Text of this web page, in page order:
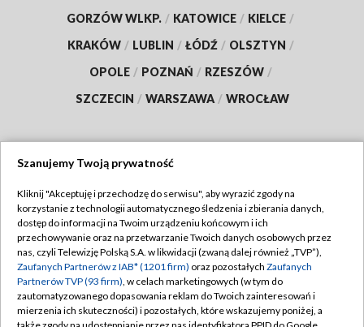
GORZÓW WLKP. / KATOWICE / KIELCE /
KRAKÓW / LUBLIN / ŁÓDŹ / OLSZTYN /
OPOLE / POZNAŃ / RZESZÓW /
SZCZECIN / WARSZAWA / WROCŁAW
TVP
Abonament TVP
Emisja w TVP
Centrum informacji TVP
Naziemna Telewizja Cyfrowa
Regulamin TVP
Polityka prywatności
Moje zgody
Pomoc
Szanujemy Twoją prywatność
Kliknij "Akceptuję i przechodzę do serwisu", aby wyrazić zgody na
korzystanie z technologii automatycznego śledzenia i zbierania danych,
dostęp do informacji na Twoim urządzeniu końcowym i ich
przechowywanie oraz na przetwarzanie Twoich danych osobowych przez
nas, czyli Telewizję Polską S.A. w likwidacji (zwaną dalej również „TVP”),
Zaufanych Partnerów z IAB* (1201 firm) oraz pozostałych Zaufanych
Partnerów TVP (93 firm), w celach marketingowych (w tym do
zautomatyzowanego dopasowania reklam do Twoich zainteresowań i
mierzenia ich skuteczności) i pozostałych, które wskazujemy poniżej, a